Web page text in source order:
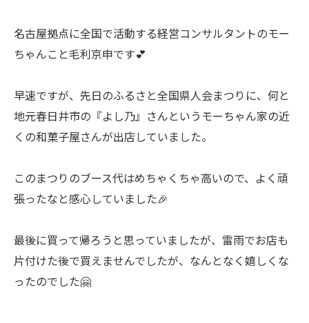
名古屋拠点に全国で活動する経営コンサルタントのモー
ちゃんこと毛利京申です💕
早速ですが、先日のふるさと全国県人会まつりに、何と
地元春日井市の『よし乃』さんというモーちゃん家の近
くの和菓子屋さんが出店していました。
このまつりのブース代はめちゃくちゃ高いので、よく頑
張ったなと感心していました🎉
最後に買って帰ろうと思っていましたが、雷雨でお店も
片付けた後で買えませんでしたが、なんとなく嬉しくな
ったのでした🤗